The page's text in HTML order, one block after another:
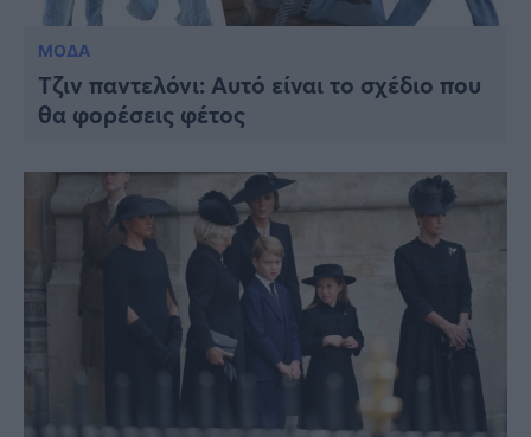
ΜΟΔΑ
Τζιν παντελόνι: Αυτό είναι το σχέδιο που
θα φορέσεις φέτος